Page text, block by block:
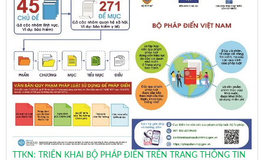
TTKN: TRIỂN KHAI BỘ PHÁP ĐIỂN TRÊN TRANG THÔNG TIN